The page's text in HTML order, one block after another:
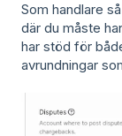
Som handlare
där du måste
har stöd för
avrundningar